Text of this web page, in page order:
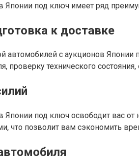
Японии под ключ имеет ряд
к доставке
автомобилей с аукционов
проверку технического
под ключ освободит вас
что позволит вам сэкономить